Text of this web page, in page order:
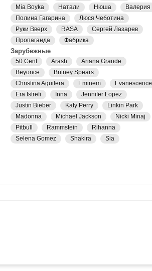
Mia Boyka
Натали Нюша
Валерия
Полина Гагарина
Люся Чеботина
Руки Вверх
RASA
Сергей Лазарев
Пропаганда
Фабрика
Зарубежные
50 Cent Arash
Ariana Grande
Beyonce
Britney Spears
Christina Aguilera
Eminem
Evanescence
Era Istrefi
Inna
Jennifer Lopez
Justin Bieber
Katy Perry
Linkin Park
Madonna
Michael Jackson
Nicki Minaj
Pitbull
Rammstein
Rihanna
Selena Gomez
Shakira Sia